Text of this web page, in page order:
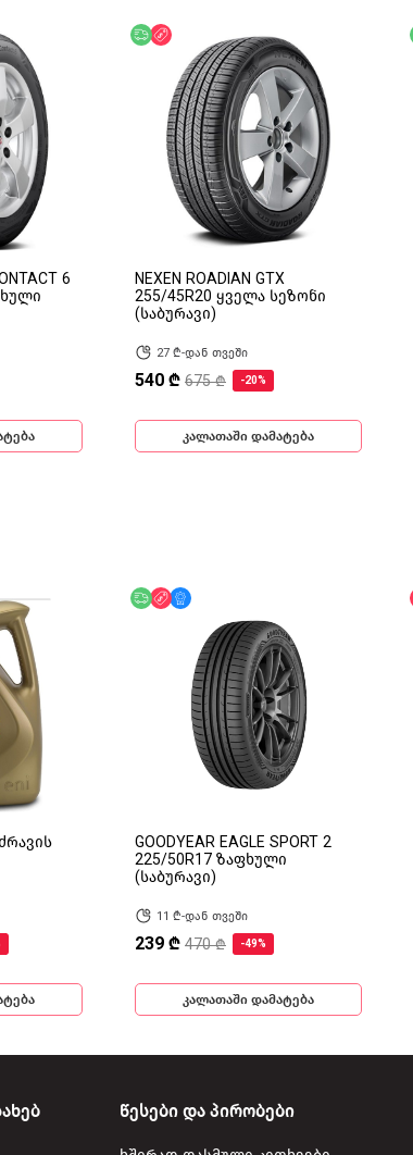
6
უფასო მიწოდება
ფასდაკლება
NEXEN ROADIAN GTX
255/45R20 ყველა სეზონი
(საბურავი)
27 ₾-დან თვეში
540 ₾ 675 ₾ -20%
კალათაში დამატება
უფასო მიწოდება
ფასდაკლება
GOODYEAR EAGLE SPORT 2
225/50R17 ზაფხული
(საბურავი)
11 ₾-დან თვეში
239 ₾ 470 ₾ -49%
კალათაში დამატება
წესები და პირობები